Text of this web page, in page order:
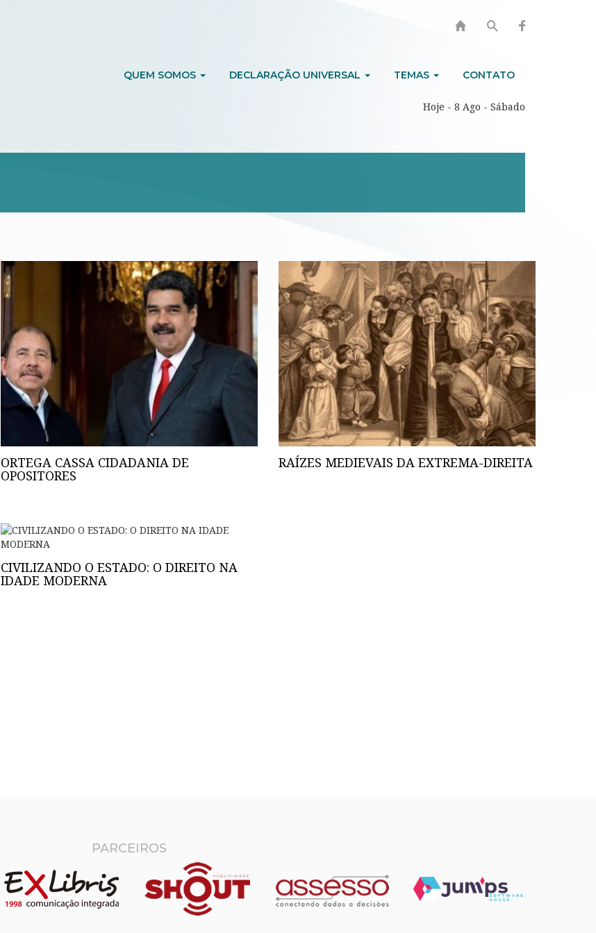
QUEM SOMOS DECLARAÇÃO UNIVERSAL TEMAS CONTATO
Hoje - 8 Ago - Sábado
ORTEGA CASSA CIDADANIA DE
OPOSITORES
RAÍZES MEDIEVAIS DA EXTREMA-DIREITA
CIVILIZANDO O ESTADO: O DIREITO NA
IDADE MODERNA
PARCEIROS